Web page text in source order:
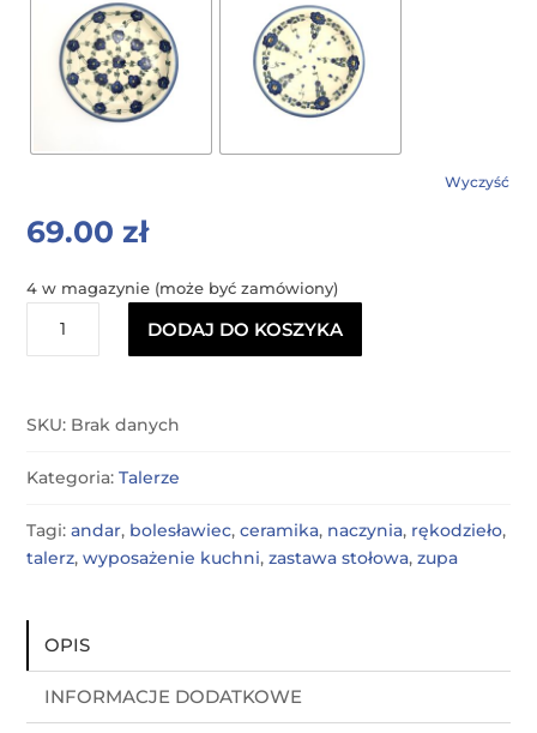
Wyczyść
69.00zł
4 w magazynie (może być zamówiony)
Talerz
DODAJ DO KOSZYKA
SKU: Brak danych
Kategoria:Talerze
Tagi:andar, bolesławiec,ceramika, naczynia, rękodzieło,
talerz,wyposażenie kuchni,zastawa stołowa,zupa
OPIS
INFORMACJE DODATKOWE